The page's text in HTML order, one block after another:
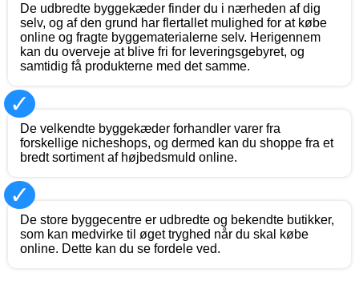
De udbredte byggekæder finder du i nærheden af dig
selv, og af den grund har flertallet mulighed for at købe
online og fragte byggematerialerne selv. Herigennem
kan du overveje at blive fri for leveringsgebyret, og
samtidig få produkterne med det samme.
✓
De velkendte byggekæder forhandler varer fra
forskellige nicheshops, og dermed kan du shoppe fra et
bredt sortiment af højbedsmuld online.
✓
De store byggecentre er udbredte og bekendte butikker,
som kan medvirke til øget tryghed når du skal købe
online. Dette kan du se fordele ved.